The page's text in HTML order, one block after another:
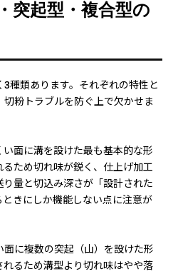
突起型・複合型の
種類あります。それぞれの特性と
粉トラブルを防ぐ上で欠かせま
面に溝を設けた最も基本的な形
ため切れ味が鋭く、仕上げ加工
量と切込み深さが「設計された
きにしか機能しない点に注意が
に複数の突起（山）を設けた形
るため溝型より切れ味はやや落